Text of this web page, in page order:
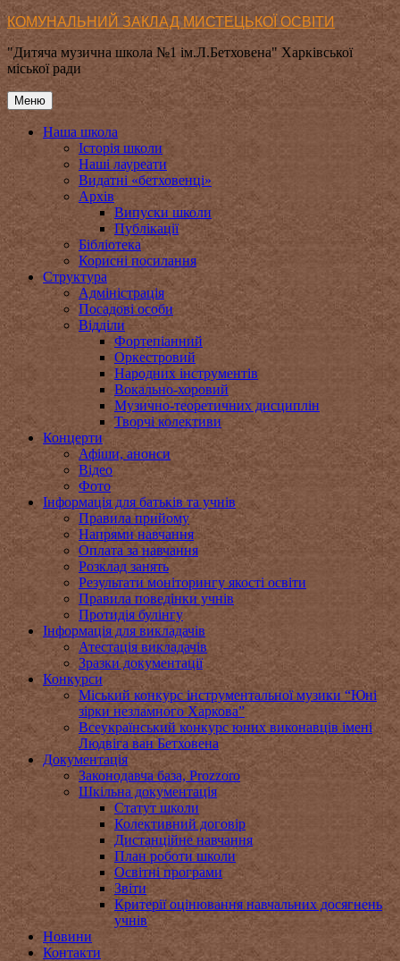
Перейти
до
вмісту
КОМУНАЛЬНИЙ ЗАКЛАД МИСТЕЦЬКОЇ ОСВІТИ
"Дитяча музична школа №1 ім.Л.Бетховена" Харківської
міської ради
Меню
Наша школа
Історія школи
Наші лауреати
Видатні «бетховенці»
Архів
Випуски школи
Публікації
Бібліотека
Корисні посилання
Структура
Адміністрація
Посадові особи
Відділи
Фортепіанний
Оркестровий
Народних інструментів
Вокально-хоровий
Музично-теоретичних дисциплін
Творчі колективи
Концерти
Афіши, анонси
Відео
Фото
Інформація для батьків та учнів
Правила прийому
Напрями навчання
Оплата за навчання
Розклад занять
Результати моніторингу якості освіти
Правила поведінки учнів
Протидія булінгу
Інформація для викладачів
Атестація викладачів
Зразки документації
Конкурси
Міський конкурс інструментальної музики “Юні
зірки незламного Харкова”
Всеукраїнський конкурс юних виконавців імені
Людвіга ван Бетховена
Документація
Законодавча база, Prozzoro
Шкільна документація
Статут школи
Колективний договір
Дистанційне навчання
План роботи школи
Освітні програми
Звіти
Критерії оцінювання навчальних досягнень
учнів
Новини
Контакти